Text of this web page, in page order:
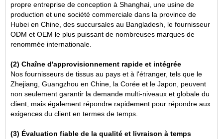
propre entreprise de conception à Shanghai, une usine de
production et une société commerciale dans la province de
Hubei en Chine, des succursales au Bangladesh, le fournisseur
ODM et OEM le plus puissant de nombreuses marques de
renommée internationale.
(2) Chaîne d'approvisionnement rapide et intégrée
Nos fournisseurs de tissus au pays et à l'étranger, tels que le
Zhejiang, Guangzhou en Chine, la Corée et le Japon, peuvent
non seulement garantir la demande multi-niveaux et globale du
client, mais également répondre rapidement pour répondre aux
exigences du client en termes de temps.
(3) Évaluation fiable de la qualité et livraison à temps